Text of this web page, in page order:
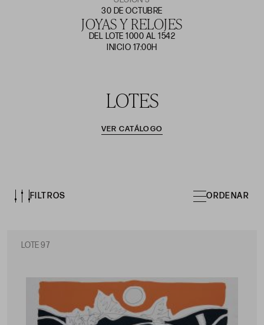
30 DE OCTUBRE
JOYAS Y RELOJES
DEL LOTE 1000 AL 1542
INICIO 17:00H
LOTES
VER CATÁLOGO
FILTROS ORDENAR
LOTE 97